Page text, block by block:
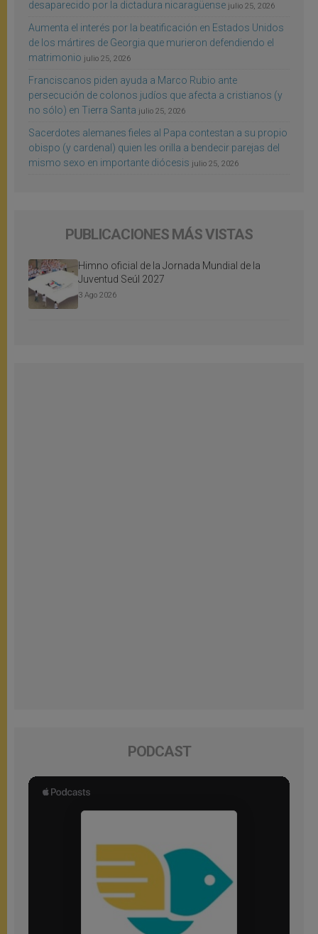
desaparecido por la dictadura nicaragüense julio 25, 2026
Aumenta el interés por la beatificación en Estados Unidos
de los mártires de Georgia que murieron defendiendo el
matrimonio julio 25, 2026
Franciscanos piden ayuda a Marco Rubio ante
persecución de colonos judíos que afecta a cristianos (y
no sólo) en Tierra Santa julio 25, 2026
Sacerdotes alemanes fieles al Papa contestan a su propio
obispo (y cardenal) quien les orilla a bendecir parejas del
mismo sexo en importante diócesis julio 25, 2026
PUBLICACIONES MÁS VISTAS
Himno oficial de la Jornada Mundial de la
Juventud Seúl 2027
3 Ago 2026
PODCAST